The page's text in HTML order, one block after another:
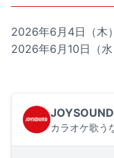
2026年6月4日（木
2026年6月10日（
カラオケ歌う